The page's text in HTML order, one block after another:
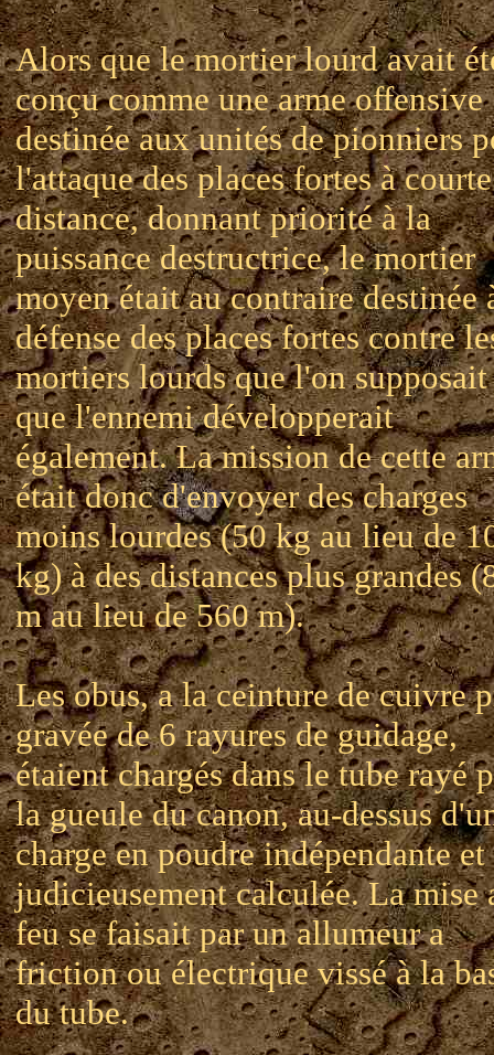
Alors que le mortier lourd avait
conçu comme une arme offensive
destinée aux unités de pionniers
l'attaque des places fortes à courte
distance, donnant priorité à la
puissance destructrice, le mortier
moyen était au contraire destinée
défense des places fortes contre
mortiers lourds que l'on supposait
que l'ennemi développerait
également. La mission de cette
était donc d'envoyer des charges
moins lourdes (50 kg au lieu de
kg) à des distances plus grandes
m au lieu de 560 m).
Les obus, a la ceinture de cuivre
gravée de 6 rayures de guidage,
étaient chargés dans le tube rayé
la gueule du canon, au-dessus
charge en poudre indépendante et
judicieusement calculée. La mise
feu se faisait par un allumeur a
friction ou électrique vissé à la
du tube.